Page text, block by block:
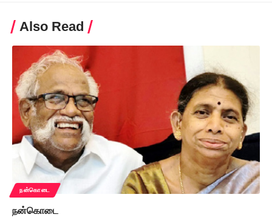
Also Read
நன்கொடை
நன்கொடை